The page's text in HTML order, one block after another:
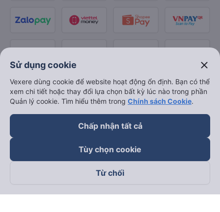
Theo dõi chúng tôi trên
Sử dụng cookie close
Vexere dùng cookie để website hoạt động ổn định. Bạn có thể
xem chi tiết hoặc thay đổi lựa chọn bất kỳ lúc nào trong phần
Quản lý cookie. Tìm hiểu thêm trong Chính sách Cookie.
Chấp nhận tất cả
Tùy chọn cookie
Từ chối